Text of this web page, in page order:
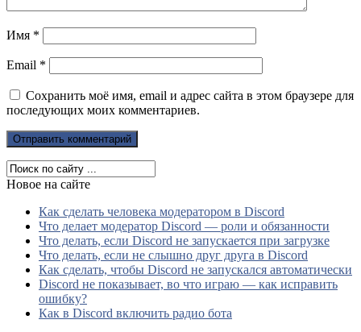
Имя *
Email *
Сохранить моё имя, email и адрес сайта в этом браузере для
последующих моих комментариев.
Новое на сайте
Как сделать человека модератором в Discord
Что делает модератор Discord — роли и обязанности
Что делать, если Discord не запускается при загрузке
Что делать, если не слышно друг друга в Discord
Как сделать, чтобы Discord не запускался автоматически
Discord не показывает, во что играю — как исправить
ошибку?
Как в Discord включить радио бота